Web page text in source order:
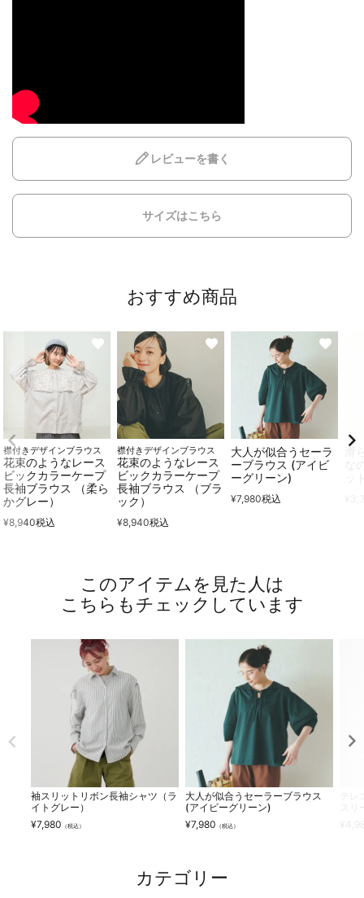
レビューを書く
サイズはこちら
おすすめ商品
襟付きデザインブラウス
花束のようなレース
ビックカラーケープ
長袖ブラウス （柔ら
かグレー）
¥8,940税込
襟付きデザインブラウス
花束のようなレース
ビックカラーケープ
長袖ブラウス （ブラ
ック）
¥8,940税込
大人が似合うセーラ
ーブラウス (アイビ
ーグリーン)
¥7,980税込
滑
このアイテムを見た人は
こちらもチェックしています
袖スリットリボン長袖シャツ（ラ
イトグレー）
¥7,980 （税込）
大人が似合うセーラーブラウス
(アイビーグリーン)
¥7,980 （税込）
カテゴリー